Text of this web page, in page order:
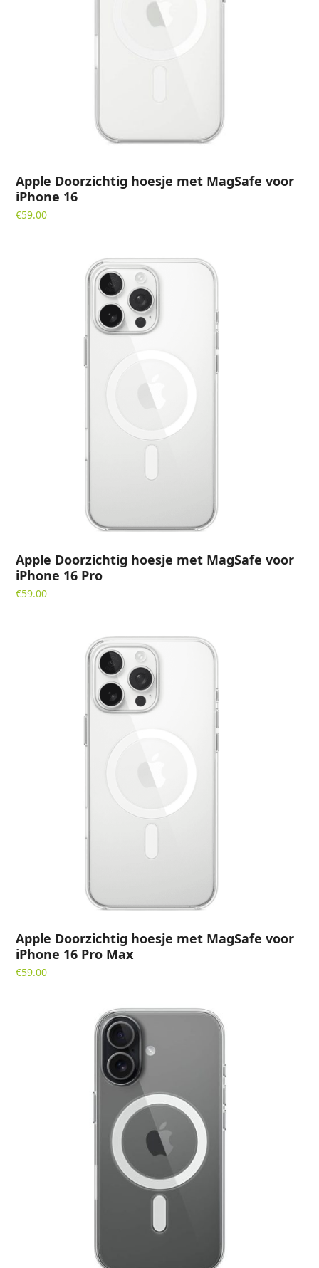
Apple Doorzichtig hoesje met MagSafe voor
iPhone 16
€59.00
Apple Doorzichtig hoesje met MagSafe voor
iPhone 16 Pro
€59.00
Apple Doorzichtig hoesje met MagSafe voor
iPhone 16 Pro Max
€59.00